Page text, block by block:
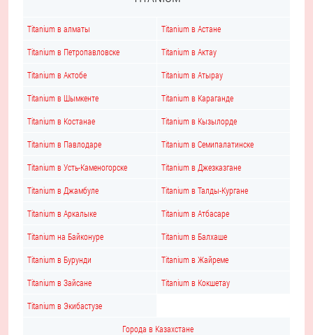
Titanium в алматы Titanium в Астане
Titanium в Петропавловске Titanium в Актау
Titanium в Актобе Titanium в Атырау
Titanium в Шымкенте Titanium в Караганде
Titanium в Костанае Titanium в Кызылорде
Titanium в Павлодаре Titanium в Семипалатинске
Titanium в Усть-Каменогорске Titanium в Джезказгане
Titanium в Джамбуле Titanium в Талды-Кургане
Titanium в Аркалыке Titanium в Атбасаре
Titanium на Байконуре Titanium в Балхаше
Titanium в Бурунди Titanium в Жайреме
Titanium в Зайсане Titanium в Кокшетау
Titanium в Экибастузе
Города в Казахстане